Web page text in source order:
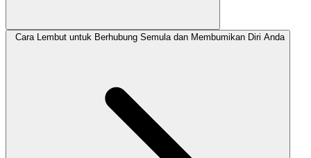
Cara Lembut untuk Berhubung Semula dan Membumikan Diri Anda